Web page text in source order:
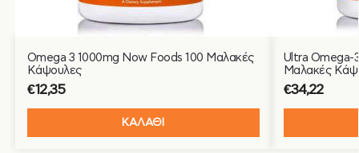
Omega 3 1000mg Now Foods 100 Μαλακές
Κάψουλες
€12,35
ΚΑΛΑΘΙ
Ultra Omega-
Μαλακές
€34,22